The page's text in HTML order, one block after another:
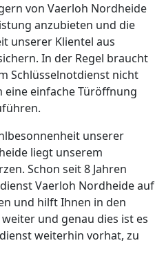
von Vaerloh Nordheide
anzubieten und die
unserer Klientel aus
In der Regel braucht
Schlüsselnotdienst nicht
eine einfache Türöffnung
unserer
liegt unserem
Schon seit 8 Jahren
Vaerloh Nordheide auf
und hilft Ihnen in den
und genau dies ist es
weiterhin vorhat, zu